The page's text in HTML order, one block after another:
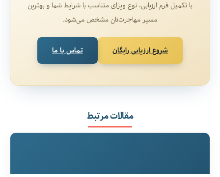
با تکمیل فرم ارزیابی، نوع ویزای متناسب با شرایط شما و بهترین
مسیر مهاجرت‌تان مشخص می‌شود.
شروع ارزیابی رایگان تماس با ما
مقالات مرتبط